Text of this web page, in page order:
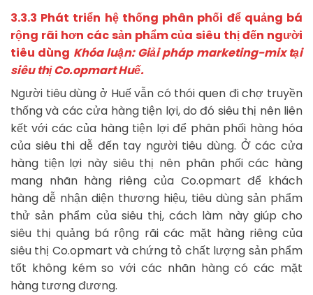
3.3.3 Phát triển hệ thống phân phối để quảng bá
rộng rãi hơn các sản phẩm của siêu thị đến người
tiêu dùng Khóa luận: Giải pháp marketing-mix tại
siêu thị Co.opmart Huế.
Người tiêu dùng ở Huế vẫn có thói quen đi chợ truyền
thống và các cửa hàng tiện lợi, do đó siêu thị nên liên
kết với các của hàng tiện lợi để phân phối hàng hóa
của siêu thi dễ đến tay người tiêu dùng. Ở các cửa
hàng tiện lợi này siêu thị nên phân phối các hàng
mang nhãn hàng riêng của Co.opmart để khách
hàng dễ nhận diện thương hiệu, tiêu dùng sản phẩm
thử sản phẩm của siêu thị, cách làm này giúp cho
siêu thị quảng bá rộng rãi các mặt hàng riêng của
siêu thị Co.opmart và chứng tỏ chất lượng sản phẩm
tốt không kém so với các nhãn hàng có các mặt
hàng tương đương.